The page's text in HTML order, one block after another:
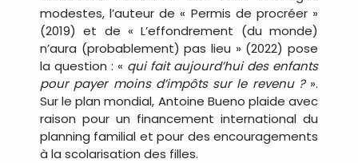
modestes, l’auteur de « Permis de procréer »
(2019) et de « L’effondrement (du monde)
n’aura (probablement) pas lieu » (2022) pose
la question : « qui fait aujourd’hui des enfants
pour payer moins d’impôts sur le revenu ?».
Sur le plan mondial, Antoine Bueno plaide avec
raison pour un financement international du
planning familial et pour des encouragements
à la scolarisation des filles.